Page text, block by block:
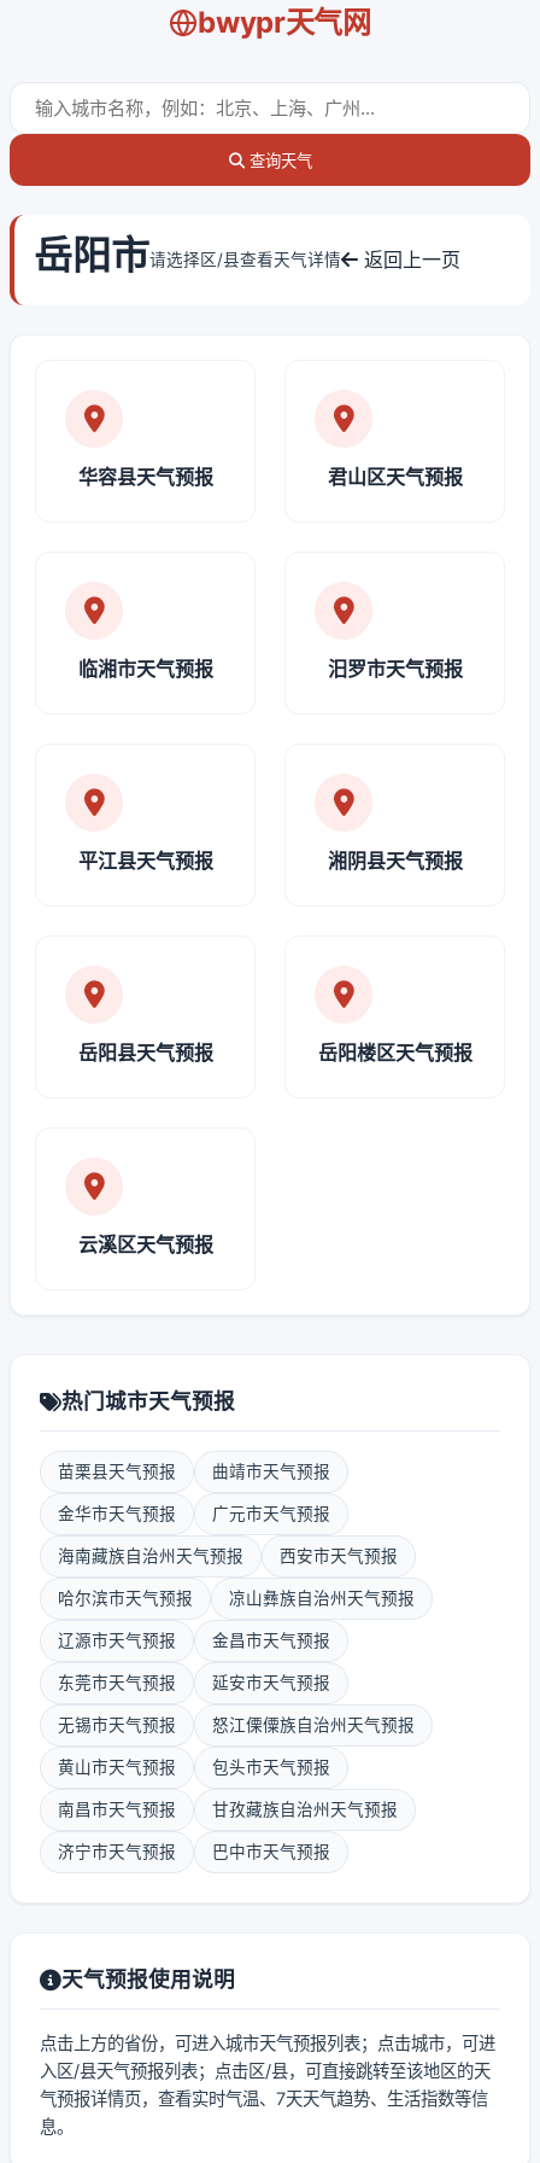
bwypr天气网
查询天气
岳阳市请选择区/县查看天气详情 返回上一页
华容县天气预报 君山区天气预报
临湘市天气预报 汨罗市天气预报
平江县天气预报 湘阴县天气预报
岳阳县天气预报 岳阳楼区天气预报
云溪区天气预报
热门城市天气预报
苗栗县天气预报 曲靖市天气预报
金华市天气预报 广元市天气预报
海南藏族自治州天气预报 西安市天气预报
哈尔滨市天气预报 凉山彝族自治州天气预报
辽源市天气预报 金昌市天气预报
东莞市天气预报 延安市天气预报
无锡市天气预报 怒江傈僳族自治州天气预报
黄山市天气预报 包头市天气预报
南昌市天气预报 甘孜藏族自治州天气预报
济宁市天气预报 巴中市天气预报
天气预报使用说明
点击上方的省份，可进入城市天气预报列表；点击城市，可进
入区/县天气预报列表；点击区/县，可直接跳转至该地区的天
气预报详情页，查看实时气温、7天天气趋势、生活指数等信
息。